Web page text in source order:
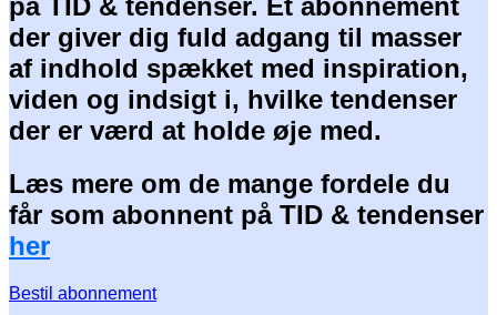
på TID & tendenser. Et abonnement
der giver dig fuld adgang til masser
af indhold spækket med inspiration,
viden og indsigt i, hvilke tendenser
der er værd at holde øje med.
Læs mere om de mange fordele du
får som abonnent på TID & tendenser
her
Bestil abonnement